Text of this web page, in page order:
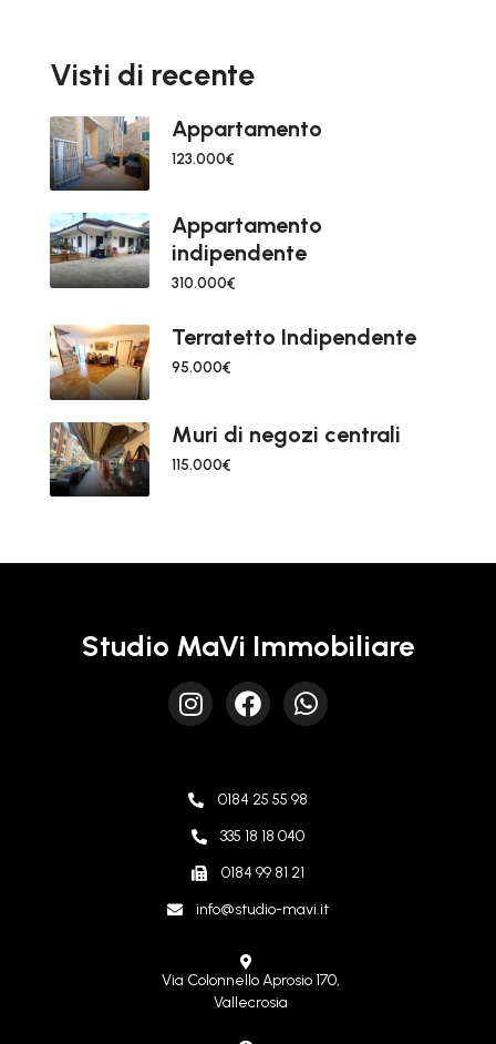
Visti di recente
Appartamento
123.000€
Appartamento
indipendente
310.000€
Terratetto Indipendente
95.000€
Muri di negozi centrali
115.000€
Studio MaVi Immobiliare
0184 25 55 98
335 18 18 040
0184 99 81 21
info@studio-mavi.it
Via Colonnello Aprosio 170,
Vallecrosia